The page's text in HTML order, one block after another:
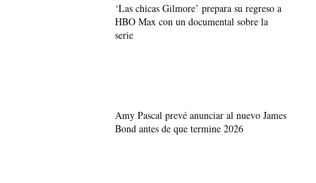
‘Las chicas Gilmore’ prepara su regreso a
HBO Max con un documental sobre la
serie
Amy Pascal prevé anunciar al nuevo James
Bond antes de que termine 2026